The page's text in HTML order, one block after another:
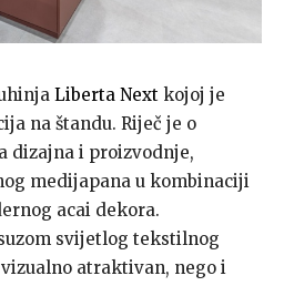
Liberta Next kojoj je
na štandu. Riječ je o
dizajna i proizvodnje,
medijapana u kombinaciji
acai dekora.
svijetlog tekstilnog
atraktivan, nego i